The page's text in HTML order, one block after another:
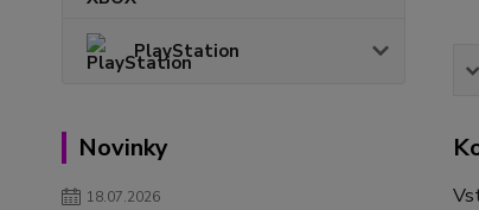
PlayStation
Novinky
18.07.2026